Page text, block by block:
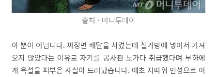
출처 - 머니투데이
이 뿐이 아닙니다. 짜장면 배달을 시켰는데 철가방에 넣어서 가져
오지 않았다는 이유로 자기를 공사판 노가다 취급했다며 부하에
게 욕설을 퍼부은 사실이 드러났습니다. 애초 저따위 인성으로 어